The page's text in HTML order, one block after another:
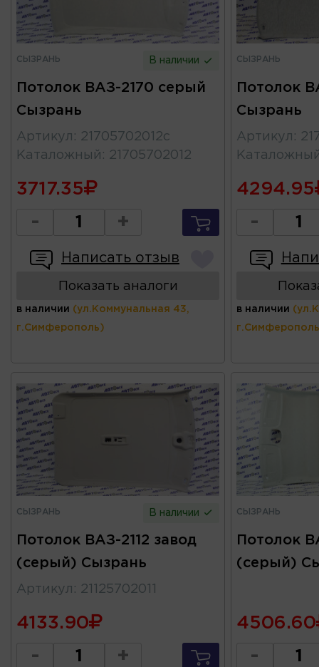
СЫЗРАНЬ В наличии
Потолок ВАЗ-2170 серый
Сызрань
Артикул : 21705702012с
Каталожный : 21705702012
3717.35
- +
Написать отзыв
Показать аналоги
в наличии (ул.Коммунальная 43,
г.Симферополь)
СЫЗРАНЬ
Потолок
Сызрань
Артикул :
4294.95
-
в наличии
СЫЗРАНЬ В наличии
Потолок ВАЗ-2112 завод
(серый) Сызрань
Артикул : 21125702011
4133.90
- +
СЫЗРАНЬ
Потолок
(серый)
4506.60
-